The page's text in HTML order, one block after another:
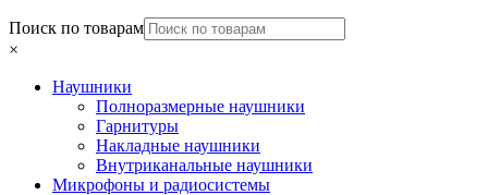
Поиск по товарам
×
Наушники
Полноразмерные наушники
Гарнитуры
Накладные наушники
Внутриканальные наушники
Микрофоны и радиосистемы